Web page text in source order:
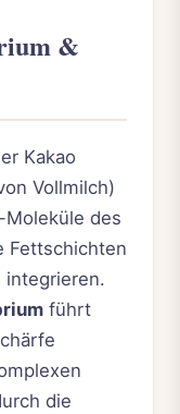
&
Kakao
Vollmilch)
Moleküle des
Fettschichten
integrieren.
führt
die